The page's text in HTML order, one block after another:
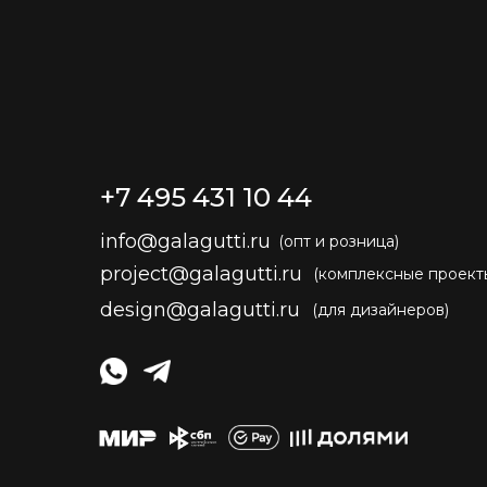
(для дизайнеров)
design@galagutti.ru
(комплексные
project@galagutti.ru
(опт и розница)
info@galagutti.ru
+7 495 431 10 44